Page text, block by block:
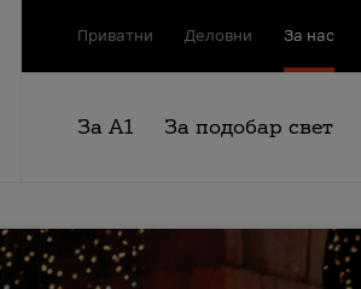
Приватни Деловни За нас
За А1 За подобар свет